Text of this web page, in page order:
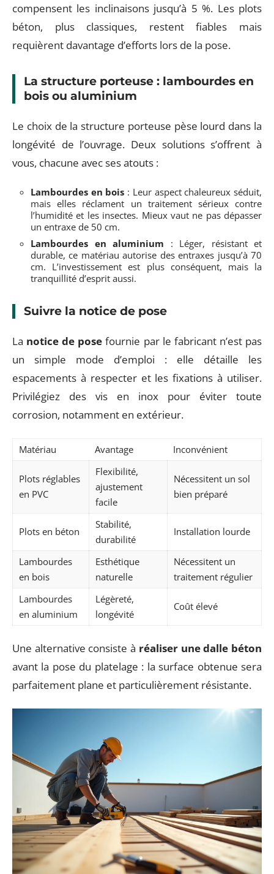
compensent les inclinaisons jusqu’à 5 %. Les plots
béton, plus classiques, restent fiables mais
requièrent davantage d’efforts lors de la pose.
La structure porteuse : lambourdes en
bois ou aluminium
Le choix de la structure porteuse pèse lourd dans la
longévité de l’ouvrage. Deux solutions s’offrent à
vous, chacune avec ses atouts :
Lambourdes en bois : Leur aspect chaleureux séduit,
mais elles réclament un traitement sérieux contre
l’humidité et les insectes. Mieux vaut ne pas dépasser
un entraxe de 50 cm.
Lambourdes en aluminium : Léger, résistant et
durable, ce matériau autorise des entraxes jusqu’à 70
cm. L’investissement est plus conséquent, mais la
tranquillité d’esprit aussi.
Suivre la notice de pose
La notice de pose fournie par le fabricant n’est pas
un simple mode d’emploi : elle détaille les
espacements à respecter et les fixations à utiliser.
Privilégiez des vis en inox pour éviter toute
corrosion, notamment en extérieur.
Matériau Avantage Inconvénient
Plots réglables
en PVC
Flexibilité,
ajustement
facile
Nécessitent un sol
bien préparé
Plots en béton
Stabilité,
durabilité
Installation lourde
Lambourdes
en bois
Esthétique
naturelle
Nécessitent un
traitement régulier
Lambourdes
en aluminium
Légèreté,
longévité
Coût élevé
Une alternative consiste à réaliser une dalle béton
avant la pose du platelage : la surface obtenue sera
parfaitement plane et particulièrement résistante.